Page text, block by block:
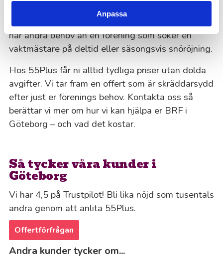
Anpassa
uppdragets omfattning och frekvens. En BRF som
behöver löpande trappstädning en gång i veckan
har andra behov än en förening som söker en
vaktmästare på deltid eller säsongsvis snöröjning.
Hos 55Plus får ni alltid tydliga priser utan dolda
avgifter. Vi tar fram en offert som är skräddarsydd
efter just er förenings behov. Kontakta oss så
berättar vi mer om hur vi kan hjälpa er BRF i
Göteborg – och vad det kostar.
Så tycker våra kunder i
Göteborg
Vi har 4,5 på Trustpilot! Bli lika nöjd som tusentals
andra genom att anlita 55Plus.
Offertförfrågan
Andra kunder tycker om...